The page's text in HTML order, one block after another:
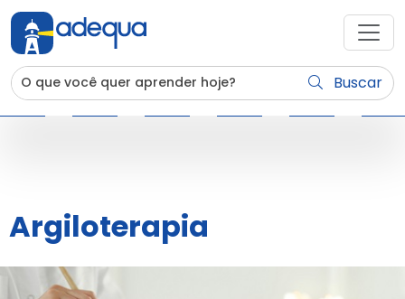
Buscar
Argiloterapia